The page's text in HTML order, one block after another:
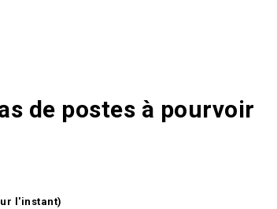
de postes à pourvoir
l'instant)